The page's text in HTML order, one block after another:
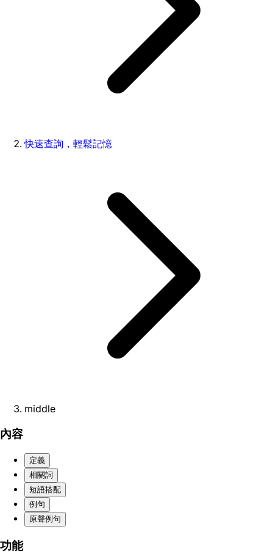
快速查詢，輕鬆記憶
middle
內容
定義
相關詞
短語搭配
例句
原聲例句
功能